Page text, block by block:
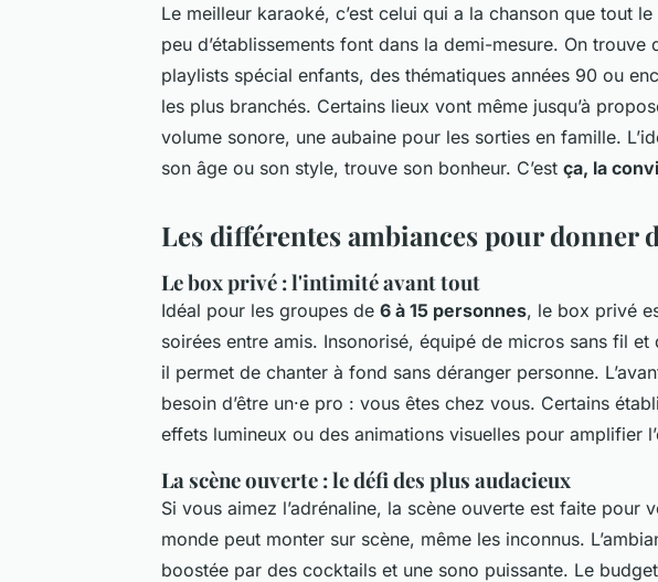
Le meilleur karaoké, c’est celui qui a la chanson que tout
peu d’établissements font dans la demi-mesure. On
playlists spécial enfants, des thématiques années 90 ou
les plus branchés. Certains lieux vont même jusqu’à
volume sonore, une aubaine pour les sorties en famille.
son âge ou son style, trouve son bonheur. C’est ça, la
Les différentes ambiances pour donner
Le box privé : l'intimité avant tout
Idéal pour les groupes de 6 à 15 personnes, le box privé
soirées entre amis. Insonorisé, équipé de micros sans fil et
il permet de chanter à fond sans déranger personne.
besoin d’être un·e pro : vous êtes chez vous. Certains
effets lumineux ou des animations visuelles pour amplifier
La scène ouverte : le défi des plus audacieux
Si vous aimez l’adrénaline, la scène ouverte est faite pour
monde peut monter sur scène, même les inconnus.
boostée par des cocktails et une sono puissante. Le